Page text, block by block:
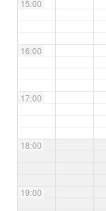
15:00
16:00
17:00
18:00
19:00